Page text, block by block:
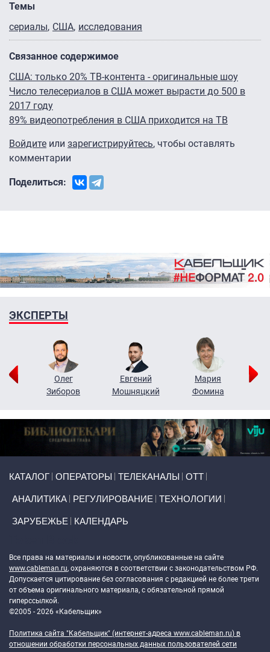
Темы
сериалы США исследования
Связанное содержимое
США: только 20% ТВ-контента - оригинальные шоу
Число телесериалов в США может вырасти до 500 в
2017 году
89% видеопотребления в США приходится на ТВ
Войдите или зарегистрируйтесь, чтобы оставлять
комментарии
Поделиться:
ЭКСПЕРТЫ
Олег
Зиборов
Евгений
Мошняцкий
Мария
Фомина
КАТАЛОГ ОПЕРАТОРЫ ТЕЛЕКАНАЛЫ ОТТ
АНАЛИТИКА РЕГУЛИРОВАНИЕ ТЕХНОЛОГИИ
ЗАРУБЕЖЬЕ КАЛЕНДАРЬ
Все права на материалы и новости, опубликованные на сайте
www.cableman.ru, охраняются в соответствии с законодательством РФ.
Допускается цитирование без согласования с редакцией не более трети
от объема оригинального материала, с обязательной прямой
гиперссылкой.
©2005 - 2026 «Кабельщик»
Политика сайта "Кабельщик" (интернет-адреса www.cableman.ru) в
отношении обработки персональных данных пользователей сети